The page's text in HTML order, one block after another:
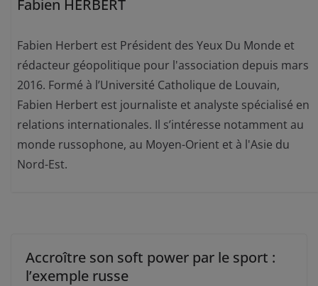
Fabien HERBERT
Fabien Herbert est Président des Yeux Du Monde et
rédacteur géopolitique pour l'association depuis mars
2016. Formé à l’Université Catholique de Louvain,
Fabien Herbert est journaliste et analyste spécialisé en
relations internationales. Il s’intéresse notamment au
monde russophone, au Moyen-Orient et à l'Asie du
Nord-Est.
Accroître son soft power par le sport :
l’exemple russe